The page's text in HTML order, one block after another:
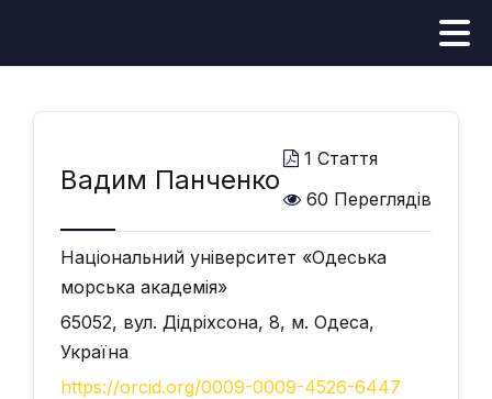
Вадим Панченко
1 Стаття
60 Переглядів
Національний університет «Одеська
морська академія»
65052, вул. Дідріхсона, 8, м. Одеса,
Україна
https://orcid.org/0009-0009-4526-6447